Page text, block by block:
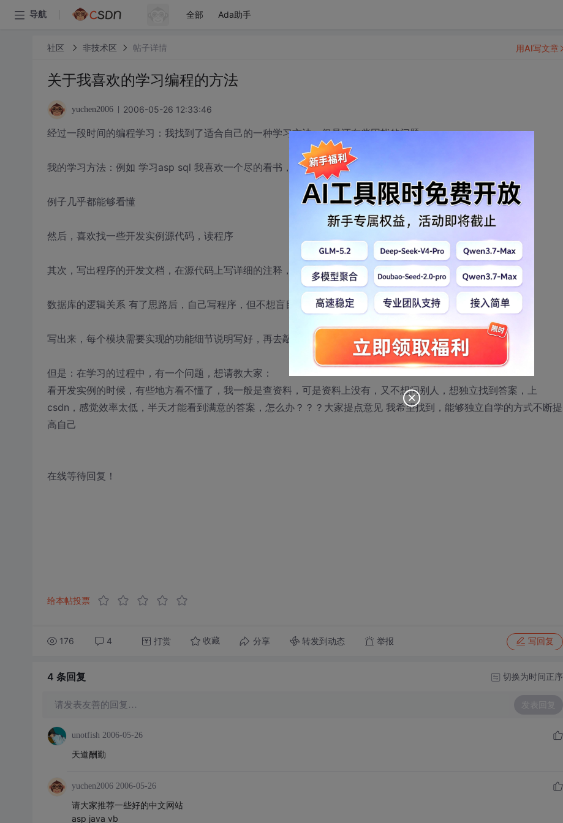
导航 全部 Ada助手
社区 非技术区 帖子详情
关于我喜欢的学习编程的方法
yuchen2006 2006-05-26 12:33:46
经过一段时间的编程学习：我找到了适合自己的一种学习方法，但是还有些困扰的问题
我的学习方法：例如 学习asp sql 我喜欢一个尽的看书，看完为止，几乎不练习例子，因为大多数
例子几乎都能够看懂
然后，喜欢找一些开发实例源代码，读程序
其次，写出程序的开发文档，在源代码上写详细的注释，和逻辑思路，记录各个程序
数据库的逻辑关系 有了思路后，自己写程序，但不想盲目的写，想把整个功能需求
写出来，每个模块需要实现的功能细节说明写好，再去敲代码
但是：在学习的过程中，有一个问题，想请教大家：
看开发实例的时候，有些地方看不懂了，我一般是查资料，可是资料上没有，又不想问别人，想独立找到答案，上
csdn，感觉效率太低，半天才能看到满意的答案，怎么办？？？大家提点意见 我希望找到，能够独立自学的方式不断提
高自己
在线等待回复！
给本帖投票
176 4 打赏 收藏 分享 转发到动态 举报 写回复
用AI写文章
4 条回复 切换为时间正序
请发表友善的回复… 发表回复
unotfish 2006-05-26
天道酬勤
yuchen2006 2006-05-26
请大家推荐一些好的中文网站
asp java vb